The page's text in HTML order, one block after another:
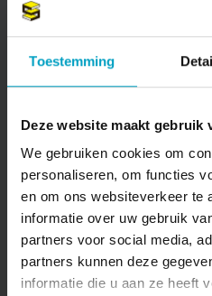
Toestemming
Deze website maakt gebruik
We gebruiken cookies om
personaliseren, om functies
en om ons websiteverkeer te
informatie over uw gebruik
partners voor social media,
partners kunnen deze
informatie die u aan ze heeft
2 geschakelde
6 hoekwoningen
starterswoningen voor
€199.000 v.o.n.